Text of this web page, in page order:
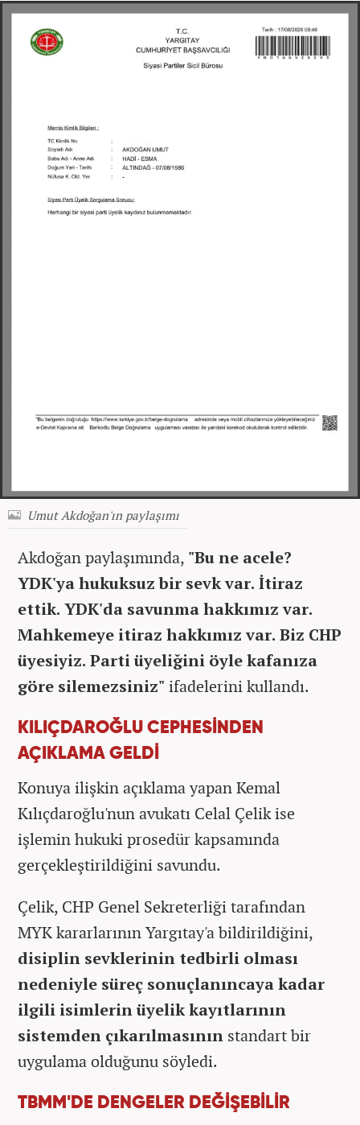
Umut Akdoğan'ın paylaşımı
Akdoğan paylaşımında, "Bu ne acele?
YDK'ya hukuksuz bir sevk var. İtiraz
ettik. YDK'da savunma hakkımız var.
Mahkemeye itiraz hakkımız var. Biz CHP
üyesiyiz. Parti üyeliğini öyle kafanıza
göre silemezsiniz" ifadelerini kullandı.
KILIÇDAROĞLU CEPHESİNDEN
AÇIKLAMA GELDİ
Konuya ilişkin açıklama yapan Kemal
Kılıçdaroğlu'nun avukatı Celal Çelik ise
işlemin hukuki prosedür kapsamında
gerçekleştirildiğini savundu.
Çelik, CHP Genel Sekreterliği tarafından
MYK kararlarının Yargıtay'a bildirildiğini,
disiplin sevklerinin tedbirli olması
nedeniyle süreç sonuçlanıncaya kadar
ilgili isimlerin üyelik kayıtlarının
sistemden çıkarılmasının standart bir
uygulama olduğunu söyledi.
TBMM'DE DENGELER DEĞİŞEBİLİR